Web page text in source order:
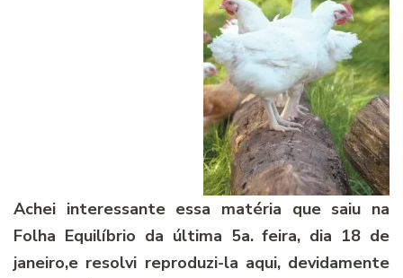
Achei interessante essa matéria que saiu na
Folha Equilíbrio da última 5a. feira, dia 18 de
janeiro,e resolvi reproduzi-la aqui, devidamente